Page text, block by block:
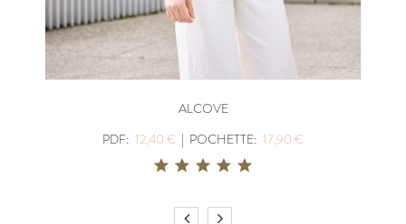
ALCOVE
PDF: 12,40 € | POCHETTE: 17,90 €